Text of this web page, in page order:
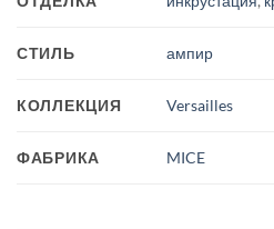
СТИЛЬ ампир
КОЛЛЕКЦИЯ Versailles
ФАБРИКА MICE